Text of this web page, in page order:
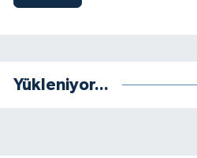
Yükleniyor...